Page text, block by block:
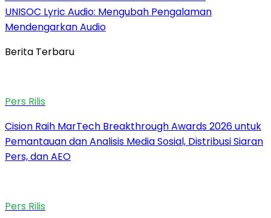
UNISOC Lyric Audio: Mengubah Pengalaman
Mendengarkan Audio
Berita Terbaru
Pers Rilis
Cision Raih MarTech Breakthrough Awards 2026 untuk
Pemantauan dan Analisis Media Sosial, Distribusi Siaran
Pers, dan AEO
Pers Rilis